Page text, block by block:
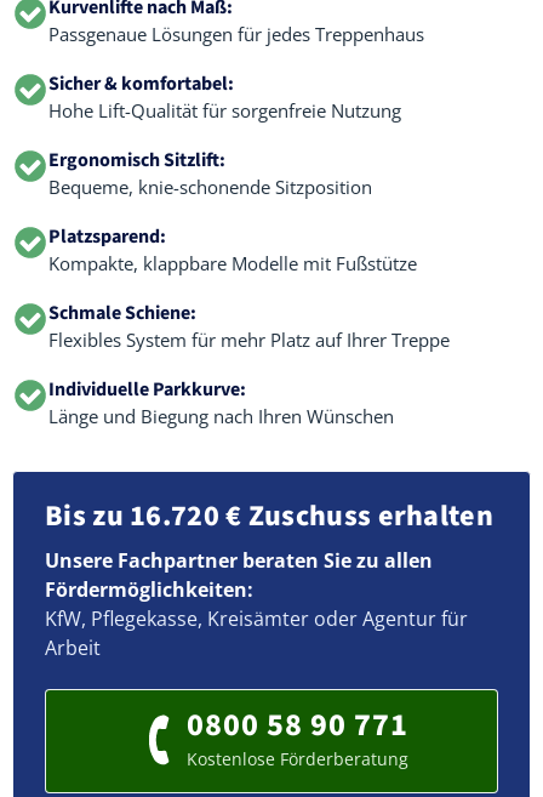
Kurvenlifte nach Maß:
Passgenaue Lösungen für jedes Treppenhaus
Sicher & komfortabel:
Hohe Lift-Qualität für sorgenfreie Nutzung
Ergonomisch Sitzlift:
Bequeme, knie-schonende Sitzposition
Platzsparend:
Kompakte, klappbare Modelle mit Fußstütze
Schmale Schiene:
Flexibles System für mehr Platz auf Ihrer Treppe
Individuelle Parkkurve:
Länge und Biegung nach Ihren Wünschen
Bis zu 16.720 € Zuschuss erhalten
Unsere Fachpartner beraten Sie zu allen
Fördermöglichkeiten:
KfW, Pflegekasse, Kreisämter oder Agentur für
Arbeit
0800 58 90 771
Kostenlose Förderberatung